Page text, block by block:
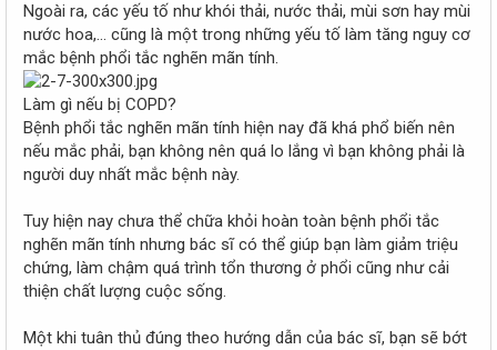
Ngoài ra, các yếu tố như khói thải, nước thải, mùi sơn hay mùi
nước hoa,... cũng là một trong những yếu tố làm tăng nguy cơ
mắc bệnh phổi tắc nghẽn mãn tính.
Làm gì nếu bị COPD?
Bệnh phổi tắc nghẽn mãn tính hiện nay đã khá phổ biến nên
nếu mắc phải, bạn không nên quá lo lắng vì bạn không phải là
người duy nhất mắc bệnh này.
Tuy hiện nay chưa thể chữa khỏi hoàn toàn bệnh phổi tắc
nghẽn mãn tính nhưng bác sĩ có thể giúp bạn làm giảm triệu
chứng, làm chậm quá trình tổn thương ở phổi cũng như cải
thiện chất lượng cuộc sống.
Một khi tuân thủ đúng theo hướng dẫn của bác sĩ, bạn sẽ bớt